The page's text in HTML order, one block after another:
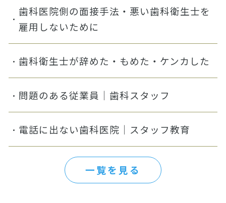
歯科医院側の面接手法・悪い歯科衛生士を
雇用しないために
歯科衛生士が辞めた・もめた・ケンカした
問題のある従業員｜歯科スタッフ
電話に出ない歯科医院｜スタッフ教育
一覧を見る